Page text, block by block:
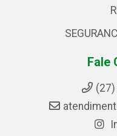
Fale